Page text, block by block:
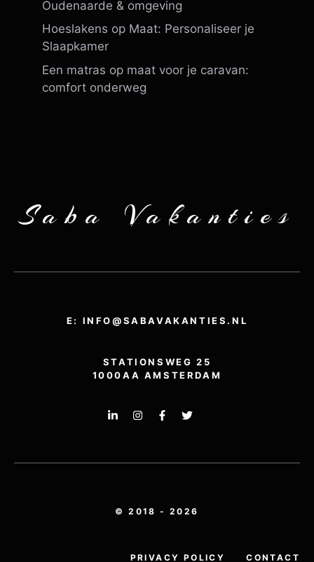
Oudenaarde & omgeving
Hoeslakens op Maat: Personaliseer je
Slaapkamer
Een matras op maat voor je caravan:
comfort onderweg
Saba Vakanties
E: INFO@SABAVAKANTIES.NL
STATIONSWEG 25
1000AA AMSTERDAM
© 2018 - 2026
PRIVACY POLICY CONTACT